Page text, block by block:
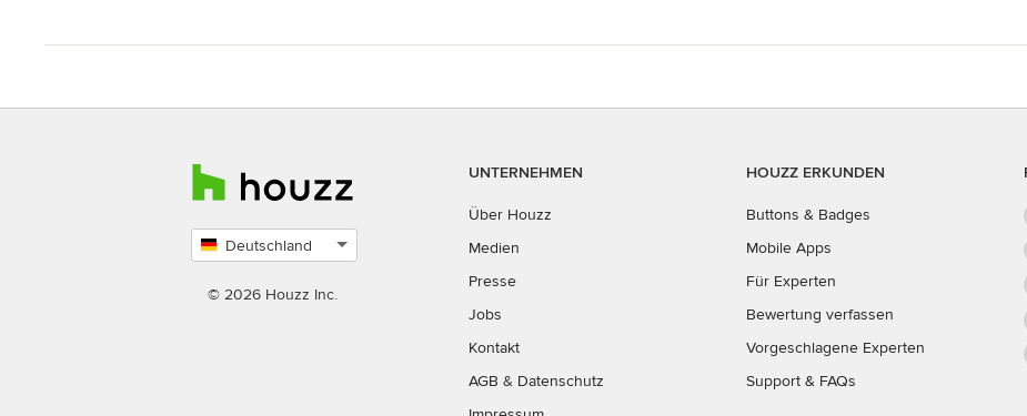
Deutschland
auswählen
© 2026 Houzz Inc.
UNTERNEHMEN
Über Houzz
Medien
Presse
Jobs
Kontakt
AGB & Datenschutz
HOUZZ ERKUNDEN
Buttons & Badges
Mobile Apps
Für Experten
Bewertung verfassen
Vorgeschlagene Experten
Support & FAQs